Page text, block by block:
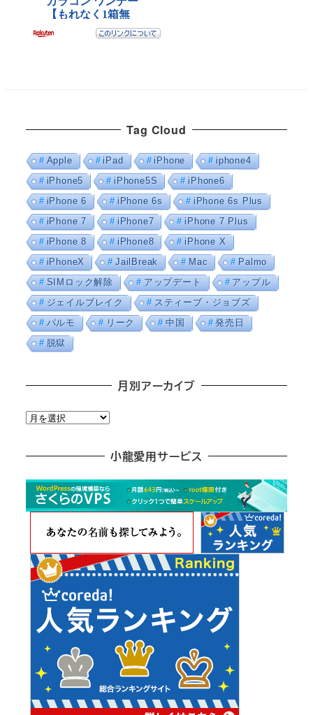
Tag Cloud
Apple iPad iPhone
iphone4
iPhone5
iPhone5S
iPhone6
iPhone 6
iPhone 6s
iPhone 6s Plus
iPhone 7
iPhone7
iPhone 7 Plus
iPhone 8
iPhone8
iPhone X
iPhoneX
JailBreak Mac
Palmo
SIMロック解除
アップデート
アップル
ジェイルブレイク
スティーブ・ジョブズ
パルモ
リーク 中国
発売日
脱獄
月別アーカイブ
月
カ
小龍愛用サービス